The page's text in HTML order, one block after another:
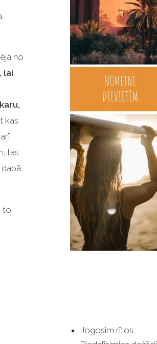
no
lai
kas
tas
to
Jogosim rītos.